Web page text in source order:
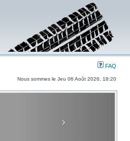
FAQ
Nous sommes le Jeu 06 Août 2026, 18:20